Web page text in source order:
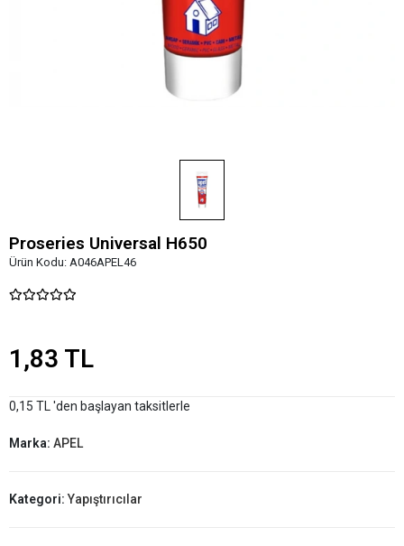
Proseries Universal H650
Ürün Kodu: A046APEL46
1,83 TL
0,15 TL 'den başlayan taksitlerle
Marka: APEL
Kategori:Yapıştırıcılar